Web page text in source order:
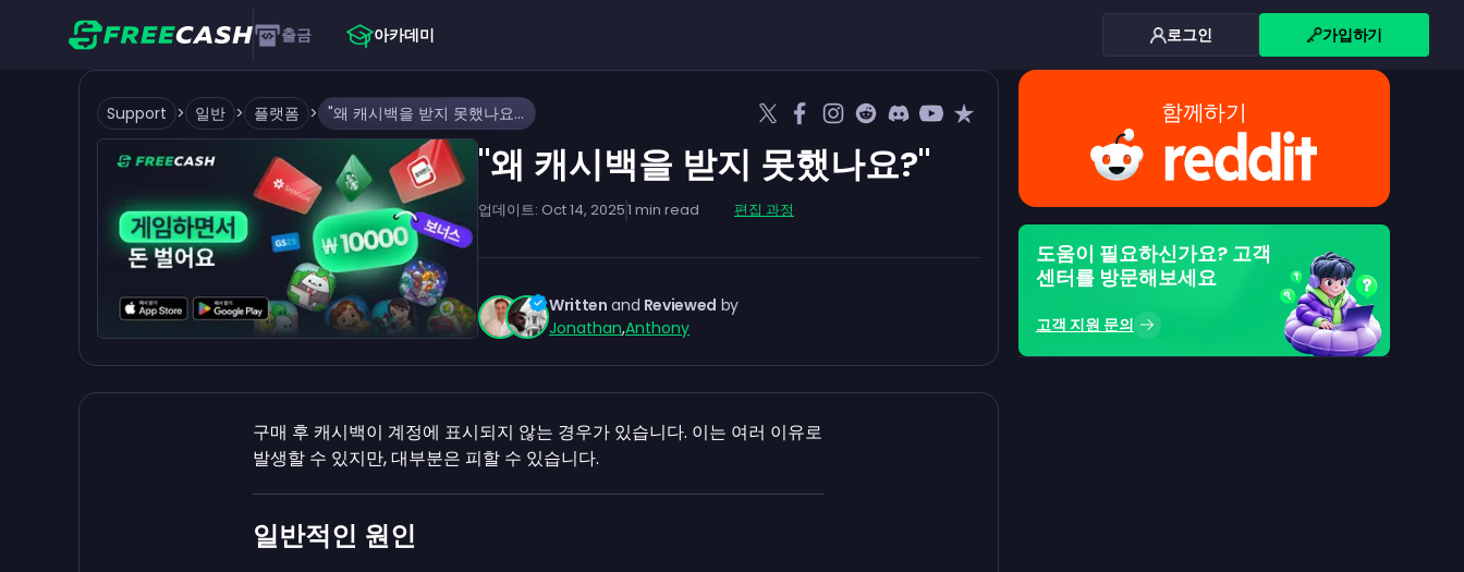
출금 아카데미 로그인 가입하기
Support > 일반 > 플랫폼 > "왜 캐시백을 받지 못했나요?"
"왜 캐시백을 받지 못했나요?"
업데이트: Oct 14, 20251 min read 편집 과정
Written and Reviewed by
Jonathan,Anthony
구매 후 캐시백이 계정에 표시되지 않는 경우가 있습니다. 이는 여러 이유로
발생할 수 있지만, 대부분은 피할 수 있습니다.
일반적인 원인
함께하기
도움이 필요하신가요? 고객
센터를 방문해보세요
고객 지원 문의